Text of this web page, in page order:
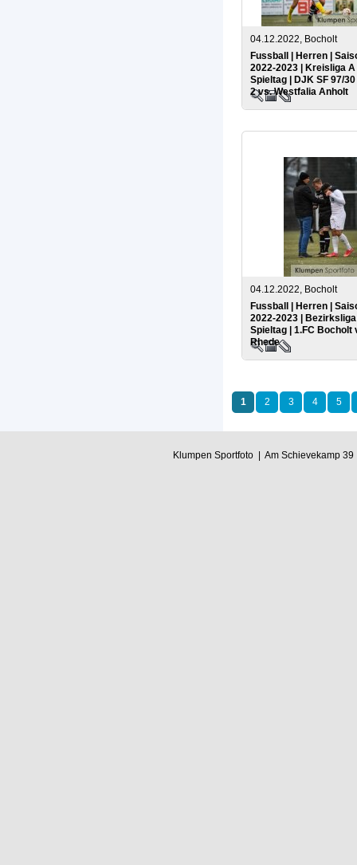
04.12.2022, Bocholt
Fussball | Herren |
2022-2023 | Kreisliga A
Spieltag | DJK SF 97/
2 vs. Westfalia Anholt
04.12.2022, Bocholt
Fussball | Herren |
2022-2023 | Bezirksliga
Spieltag | 1.FC Bocholt
Rhede
1 2 3 4 5
Klumpen Sportfoto | Am Schievekamp